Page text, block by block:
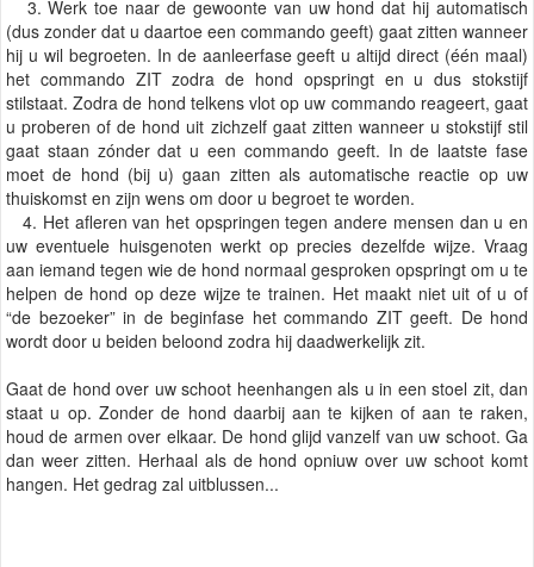
3. Werk toe naar de gewoonte van uw hond dat hij automatisch
(dus zonder dat u daartoe een commando geeft) gaat zitten wanneer
hij u wil begroeten. In de aanleerfase geeft u altijd direct (één maal)
het commando ZIT zodra de hond opspringt en u dus stokstijf
stilstaat. Zodra de hond telkens vlot op uw commando reageert, gaat
u proberen of de hond uit zichzelf gaat zitten wanneer u stokstijf stil
gaat staan zónder dat u een commando geeft. In de laatste fase
moet de hond (bij u) gaan zitten als automatische reactie op uw
thuiskomst en zijn wens om door u begroet te worden.
4. Het afleren van het opspringen tegen andere mensen dan u en
uw eventuele huisgenoten werkt op precies dezelfde wijze. Vraag
aan iemand tegen wie de hond normaal gesproken opspringt om u te
helpen de hond op deze wijze te trainen. Het maakt niet uit of u of
“de bezoeker” in de beginfase het commando ZIT geeft. De hond
wordt door u beiden beloond zodra hij daadwerkelijk zit.
Gaat de hond over uw schoot heenhangen als u in een stoel zit, dan
staat u op. Zonder de hond daarbij aan te kijken of aan te raken,
houd de armen over elkaar. De hond glijd vanzelf van uw schoot. Ga
dan weer zitten. Herhaal als de hond opniuw over uw schoot komt
hangen. Het gedrag zal uitblussen...